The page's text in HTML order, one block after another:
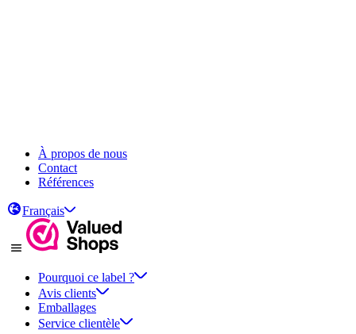
À propos de nous
Contact
Références
Français
Pourquoi ce label ?
Avis clients
Emballages
Service clientèle